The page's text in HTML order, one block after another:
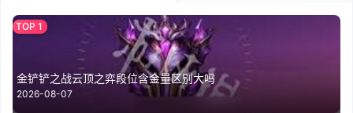
金铲铲之战云顶之弈段位含金量区别大吗
2026-08-07